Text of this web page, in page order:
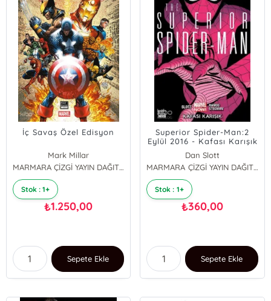
İç Savaş Özel Edisyon
Mark Millar
MARMARA ÇİZGİ YAYIN DAĞITIM
Stok : 1+
₺1.250,00
Sepete Ekle
Superior Spider-Man:2
Eylül 2016 - Kafası Karışık
Dan Slott
MARMARA ÇİZGİ YAYIN DAĞITIM
Stok : 1+
₺360,00
Sepete Ekle